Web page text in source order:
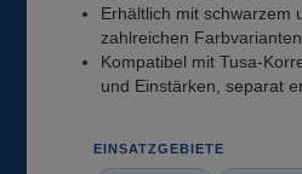
Erhältlich mit schwarzem
zahlreichen Farbvarianten
Kompatibel mit Tusa-
und Einstärken, separat
EINSATZGEBIETE